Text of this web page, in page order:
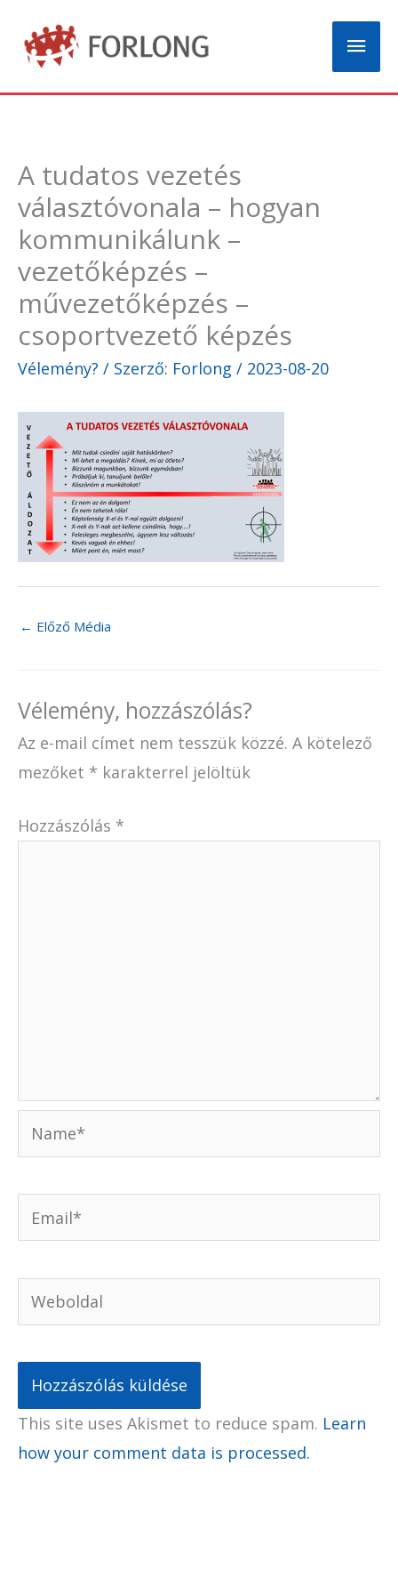
content
Main
A tudatos vezetés
választóvonala – hogyan
kommunikálunk –
vezetőképzés –
művezetőképzés –
csoportvezető képzés
Vélemény? / Szerző: Forlong / 2023-08-20
← Előző Média
Vélemény, hozzászólás?
Az e-mail címet nem tesszük közzé. A kötelező
mezőket * karakterrel jelöltük
Hozzászólás *
Name*
Email*
Weboldal
This site uses Akismet to reduce spam. Learn
how your comment data is processed.